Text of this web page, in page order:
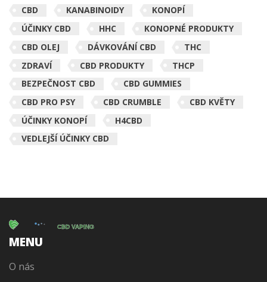
CBD KANABINOIDY
KONOPÍ
ÚČINKY CBD
HHC
KONOPNÉ PRODUKTY
CBD OLEJ
DÁVKOVÁNÍ CBD
THC
ZDRAVÍ
CBD PRODUKTY
THCP
BEZPEČNOST CBD
CBD GUMMIES
CBD PRO PSY
CBD CRUMBLE
CBD KVĚTY
ÚČINKY KONOPÍ
H4CBD
VEDLEJŠÍ ÚČINKY CBD
MENU
O nás